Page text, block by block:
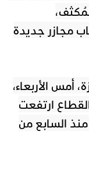
مجازر جديدة
أمس الأربعاء،
ارتفعت
و77765 إصابة منذ السابع من